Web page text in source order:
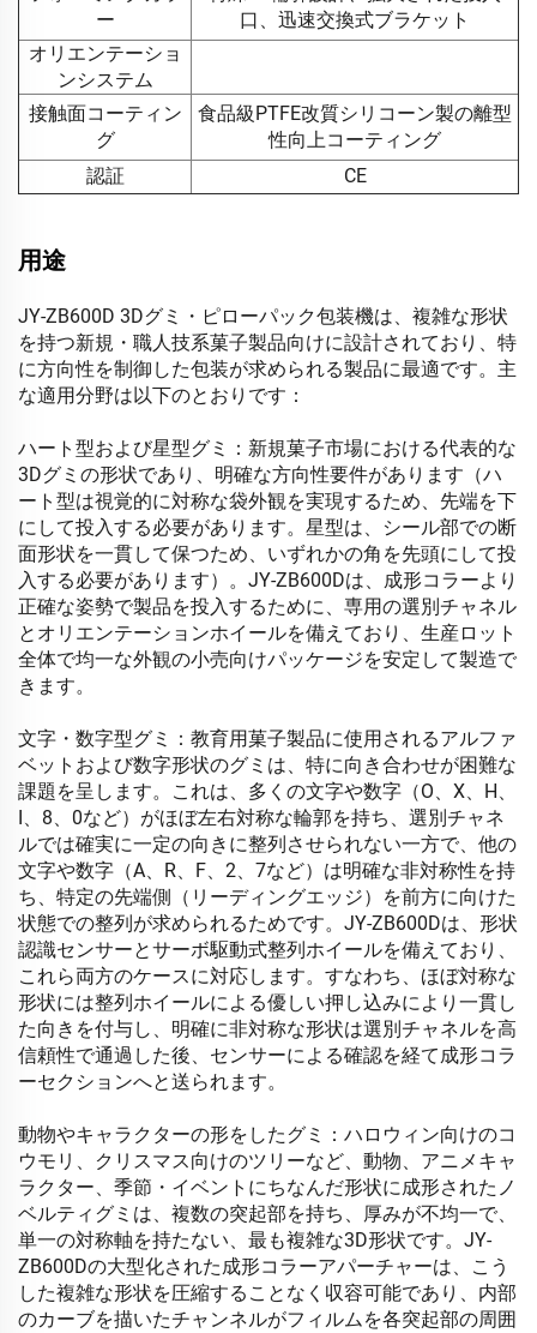
ー
口、迅速交換式ブラケット
オリエンテーショ
ンシステム
接触面コーティン
グ
食品級PTFE改質シリコーン製の離型
性向上コーティング
認証
CE
用途
JY-ZB600D 3Dグミ・ピローパック包装機は、複雑な形状
を持つ新規・職人技系菓子製品向けに設計されており、特
に方向性を制御した包装が求められる製品に最適です。主
な適用分野は以下のとおりです：
ハート型および星型グミ：新規菓子市場における代表的な
3Dグミの形状であり、明確な方向性要件があります（ハ
ート型は視覚的に対称な袋外観を実現するため、先端を下
にして投入する必要があります。星型は、シール部での断
面形状を一貫して保つため、いずれかの角を先頭にして投
入する必要があります）。JY-ZB600Dは、成形コラーより
正確な姿勢で製品を投入するために、専用の選別チャネル
とオリエンテーションホイールを備えており、生産ロット
全体で均一な外観の小売向けパッケージを安定して製造で
きます。
文字・数字型グミ：教育用菓子製品に使用されるアルファ
ベットおよび数字形状のグミは、特に向き合わせが困難な
課題を呈します。これは、多くの文字や数字（O、X、H、
I、8、0など）がほぼ左右対称な輪郭を持ち、選別チャネ
ルでは確実に一定の向きに整列させられない一方で、他の
文字や数字（A、R、F、2、7など）は明確な非対称性を持
ち、特定の先端側（リーディングエッジ）を前方に向けた
状態での整列が求められるためです。JY-ZB600Dは、形状
認識センサーとサーボ駆動式整列ホイールを備えており、
これら両方のケースに対応します。すなわち、ほぼ対称な
形状には整列ホイールによる優しい押し込みにより一貫し
た向きを付与し、明確に非対称な形状は選別チャネルを高
信頼性で通過した後、センサーによる確認を経て成形コラ
ーセクションへと送られます。
動物やキャラクターの形をしたグミ：ハロウィン向けのコ
ウモリ、クリスマス向けのツリーなど、動物、アニメキャ
ラクター、季節・イベントにちなんだ形状に成形されたノ
ベルティグミは、複数の突起部を持ち、厚みが不均一で、
単一の対称軸を持たない、最も複雑な3D形状です。JY-
ZB600Dの大型化された成形コラーアパーチャーは、こう
した複雑な形状を圧縮することなく収容可能であり、内部
のカーブを描いたチャンネルがフィルムを各突起部の周囲